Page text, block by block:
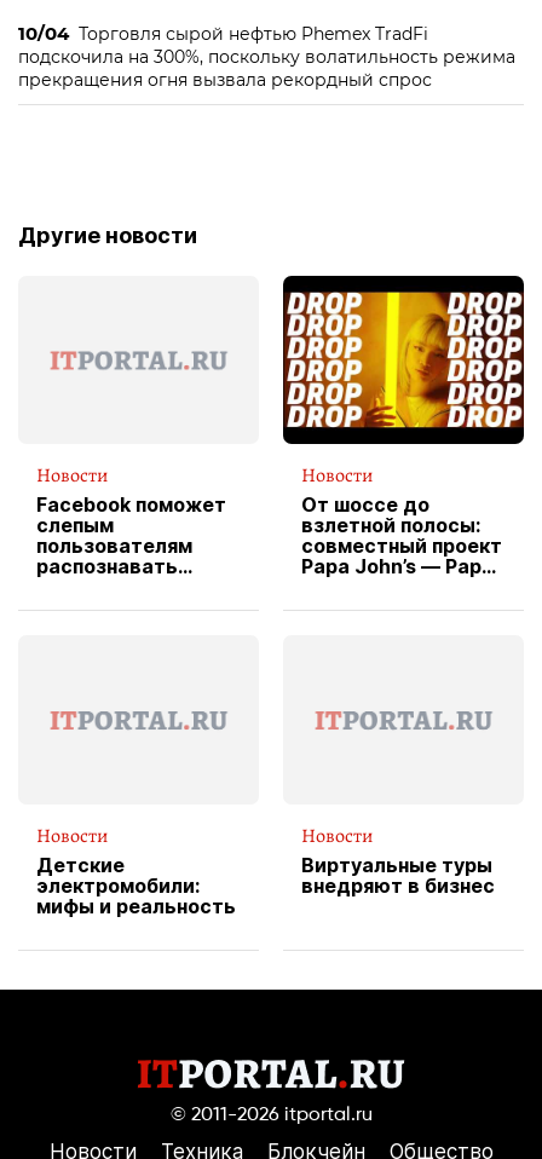
10/04 Торговля сырой нефтью Phemex TradFi
подскочила на 300%, поскольку волатильность режима
прекращения огня вызвала рекордный спрос
Другие новости
Новости
Facebook поможет
слепым
пользователям
распознавать
Новости
От шоссе до
взлетной полосы:
совместный проект
Papa John’s — Papa
вводит
Новости
Детские
электромобили:
мифы и реальность
Новости
Виртуальные туры
внедряют в бизнес
© 2011-2026 itportal.ru
Новости Техника Блокчейн Общество